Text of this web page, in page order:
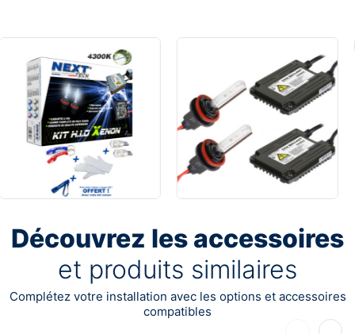
Découvrez les accessoires
et produits similaires
Complétez votre installation avec les options et accessoires
compatibles